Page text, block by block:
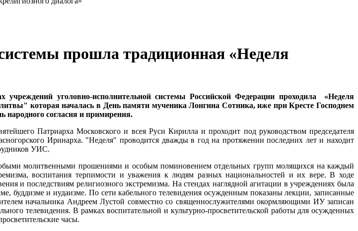
прошла традиционная «Неделя
уголовно-исполнительной системы Российской Федерации проходила «Неделя
которая началась в День памяти мученика Лонгина Сотника, иже при Кресте Господнем
народного согласия и примирения.
Патриарха Московского и всея Руси Кирилла и проходит под руководством председателя
Иринарха. "Неделя" проводится дважды в год на протяжении последних лет и находит
УИС.
молитвенными прошениями и особым поминовением отдельных групп молящихся на каждый
воспитания терпимости и уважения к людям разных национальностей и их вере. В ходе
и последствиям религиозного экстремизма. На стендах наглядной агитации в учреждениях была
буддизме и иудаизме. По сети кабельного телевидения осужденным показаны лекции, записанные
начальника Андреем Лустой совместно со священнослужителями окормляющими ИУ записан
телевидения. В рамках воспитательной и культурно-просветительской работы для осужденных
часы.